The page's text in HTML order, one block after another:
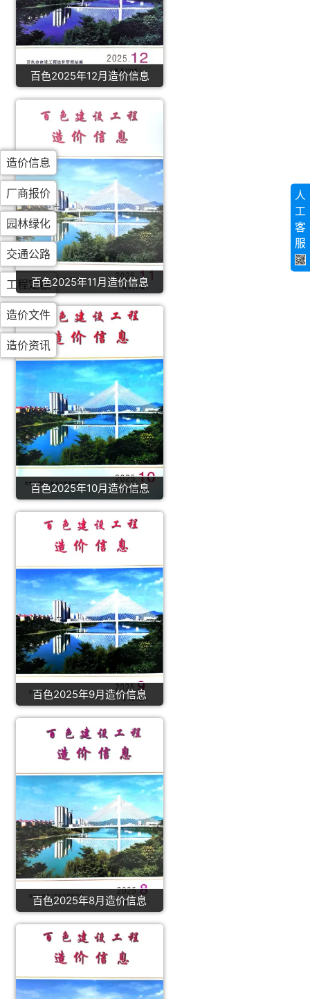
百色2025年12月造价信息
百色2025年11月造价信息
百色2025年10月造价信息
百色2025年9月造价信息
百色2025年8月造价信息
造价信息
厂商报价
园林绿化
交通公路
工程定额
造价文件
造价资讯
人
工
客
服